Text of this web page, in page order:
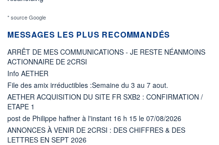
* source Google
MESSAGES LES PLUS RECOMMANDÉS
ARRÊT DE MES COMMUNICATIONS - JE RESTE NÉANMOINS
ACTIONNAIRE DE 2CRSI
Info AETHER
File des amix irréductibles :Semaine du 3 au 7 aout.
AETHER ACQUISITION DU SITE FR SXB2 : CONFIRMATION /
ETAPE 1
post de Philippe haffner à l'instant 16 h 15 le 07/08/2026
ANNONCES À VENIR DE 2CRSI : DES CHIFFRES & DES
LETTRES EN SEPT 2026